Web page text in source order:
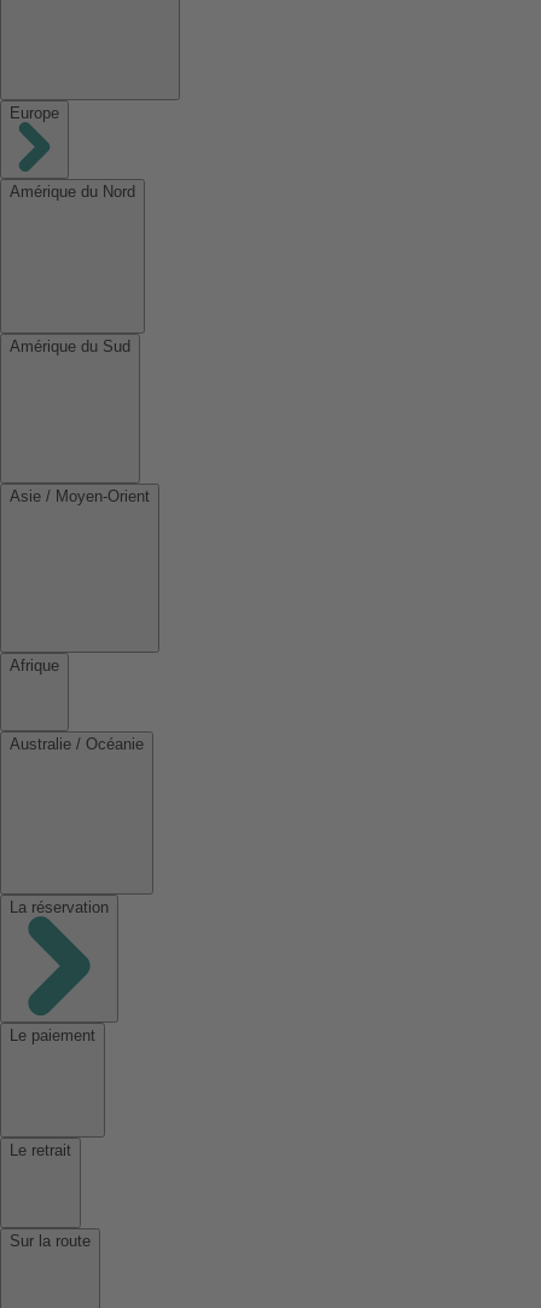
Europe
Amérique du Nord
Amérique du Sud
Asie / Moyen-Orient
Afrique
Australie / Océanie
La réservation
Le paiement
Le retrait
Sur la route